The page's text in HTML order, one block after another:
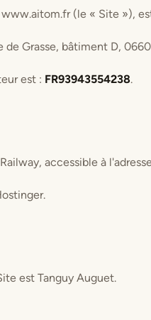
(le « Site »),
Grasse, bâtiment D,
est : FR93943554238.
accessible à
est Tanguy Auguet.